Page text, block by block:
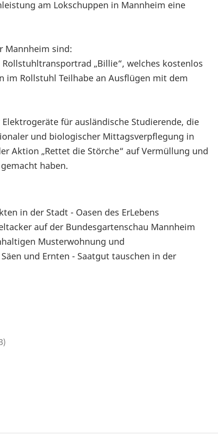
am Lokschuppen in Mannheim eine
Mannheim sind:
„Billie“, welches kostenlos
im Rollstuhl Teilhabe an Ausflügen mit dem
für ausländische Studierende, die
und biologischer Mittagsverpflegung in
Aktion „Rettet die Störche“ auf Vermüllung und
haben.
in der Stadt - Oasen des ErLebens
auf der Bundesgartenschau Mannheim
Musterwohnung und
und Ernten - Saatgut tauschen in der